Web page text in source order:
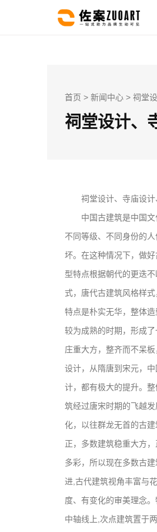
首页 > 新闻中心 > 祠堂
祠堂设计、
祠堂设计、寺庙设计
中国古建筑是中国
不同等级、不同身份的
坏。在这种情况下，做
型特点根据朝代的更迭
式，唐代古建筑风格样
特点是朴实无华，整体
较为成熟的时期，形成
庄重大方，整齐而不呆
设计，从隋唐到宋元，
计，都有极大的提升。
筑经过唐宋时期的飞越
化，以往群龙无首的古
正，多数建筑稳重大方
多彩，所以现在多数古
进,古代建筑视角丰富与
度、有变化的审美理念
中轴线上,次点建筑置于